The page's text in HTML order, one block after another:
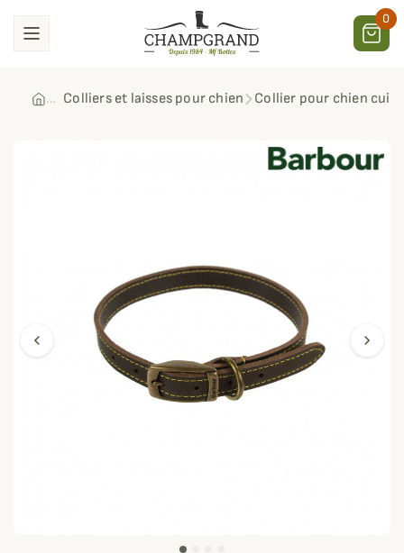
0
Colliers et laisses pour chien Collier pour chien cuir
chevron_left chevron_right